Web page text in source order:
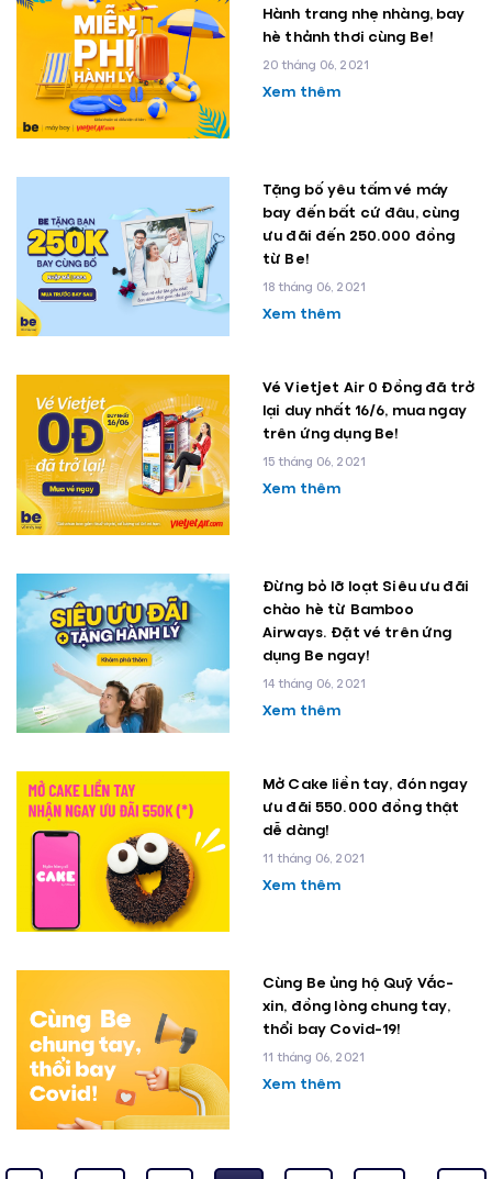
Hành trang nhẹ nhàng, bay
hè thảnh thơi cùng Be!
20 tháng 06, 2021
Xem thêm
Tặng bố yêu tấm vé máy
bay đến bất cứ đâu, cùng
ưu đãi đến 250.000 đồng
từ Be!
18 tháng 06, 2021
Xem thêm
Vé Vietjet Air 0 Đồng đã trở
lại duy nhất 16/6, mua ngay
trên ứng dụng Be!
15 tháng 06, 2021
Xem thêm
Đừng bỏ lỡ loạt Siêu ưu đãi
chào hè từ Bamboo
Airways. Đặt vé trên ứng
dụng Be ngay!
14 tháng 06, 2021
Xem thêm
Mở Cake liền tay, đón ngay
ưu đãi 550.000 đồng thật
dễ dàng!
11 tháng 06, 2021
Xem thêm
Cùng Be ủng hộ Quỹ Vắc-
xin, đồng lòng chung tay,
thổi bay Covid-19!
11 tháng 06, 2021
Xem thêm